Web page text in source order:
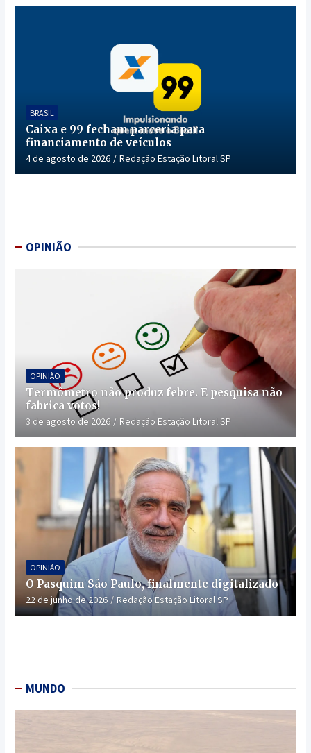
BRASIL
Caixa e 99 fecham parceria para
financiamento de veículos
4 de agosto de 2026 Redação Estação Litoral SP
OPINIÃO
OPINIÃO
Termômetro não produz febre. E pesquisa não
fabrica votos!
3 de agosto de 2026 Redação Estação Litoral SP
OPINIÃO
O Pasquim São Paulo, finalmente digitalizado
22 de junho de 2026 Redação Estação Litoral SP
MUNDO